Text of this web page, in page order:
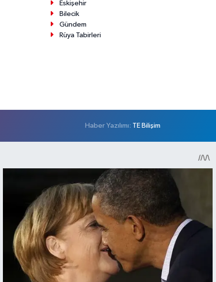
Eskişehir
Bilecik
Gündem
Rüya Tabirleri
Haber Yazılımı: TE Bilişim